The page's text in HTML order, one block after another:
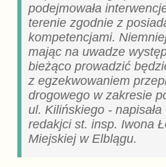
podejmowała
terenie zgodnie z
kompetencjami.
mając na uwadze
bieżąco prowadzić
z egzekwowaniem
drogowego w zakresie
ul. Kilińskiego -
redakjci st. insp. Iwona
Miejskiej w Elblągu.